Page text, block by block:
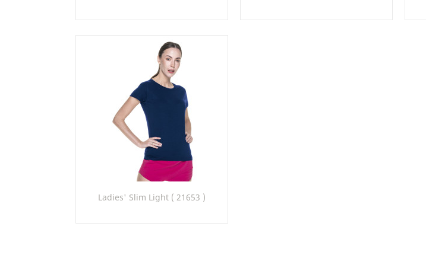
Ladies' Slim Light ( 21653 )

Szybki podgląd